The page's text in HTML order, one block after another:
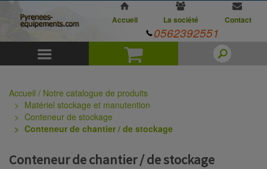
Panier
Accueil La société Contact
0562392551
Accueil / Notre catalogue de produits
Matériel stockage et manutention
Conteneur de stockage
Conteneur de chantier / de stockage
Conteneur de chantier / de stockage